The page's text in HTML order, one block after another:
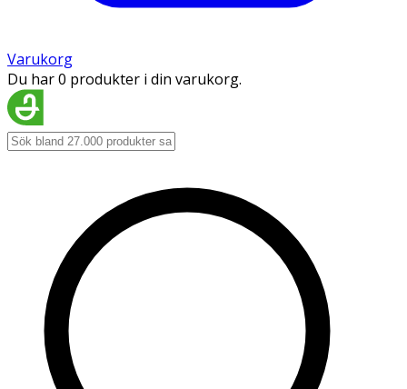
Varukorg
Du har 0 produkter i din varukorg.